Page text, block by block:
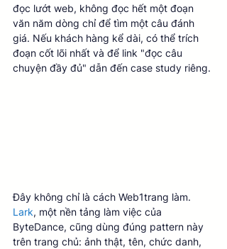
đọc lướt web, không đọc hết một đoạn
văn năm dòng chỉ để tìm một câu đánh
giá. Nếu khách hàng kể dài, có thể trích
đoạn cốt lõi nhất và để link "đọc câu
chuyện đầy đủ" dẫn đến case study riêng.
Đây không chỉ là cách Web1trang làm.
Lark, một nền tảng làm việc của
ByteDance, cũng dùng đúng pattern này
trên trang chủ: ảnh thật, tên, chức danh,